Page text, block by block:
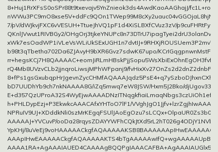
8+Huj1RrXFsS0oSPr88t9txevajv5YnZnieok3ds4AwdKaoAAGhajJ/
7/pV/dWJkvjFXC6vVESUH+TtueJhVQ1pF1d4XiSLBXfCVuz3zV/
QKnlJVwut1RIVBGy2/
b98t3qTbetha702Da6ZJAvyH9bXR6Gvz7sdwK67upo/
rQ4Mb8UVzvCLb2jjnqroLiwsjMPhWFpanj9/
bD7UUDhYb9ch7nkNAAAA8G/iZq5mwq7eW8JSW/Hxm5J2Bko/
h+PHLDypEzj+P3EkwkcAAACAfxYHToO7lF1/
AAAAAJ+YVCuvP/
YpKHj/